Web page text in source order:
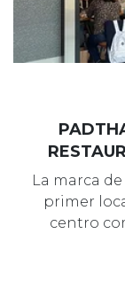
La marca
primer
centro